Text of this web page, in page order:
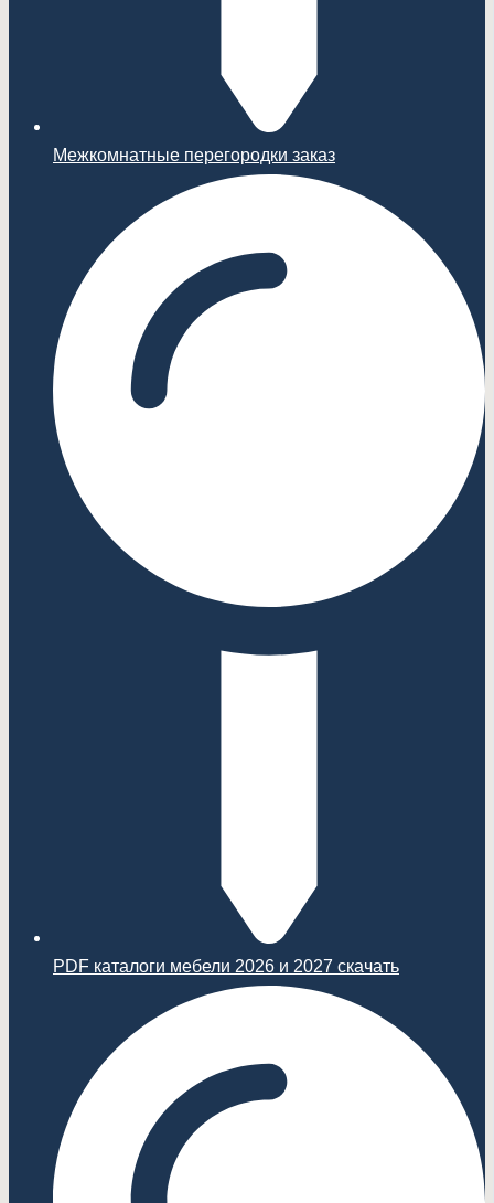
Межкомнатные перегородки заказ
PDF каталоги мебели 2026 и 2027 скачать